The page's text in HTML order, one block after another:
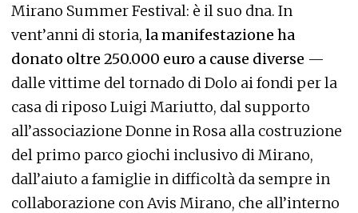
Mirano Summer Festival: è il suo dna. In
vent’anni di storia, la manifestazione ha
donato oltre 250.000 euro a cause diverse —
dalle vittime del tornado di Dolo ai fondi per la
casa di riposo Luigi Mariutto, dal supporto
all’associazione Donne in Rosa alla costruzione
del primo parco giochi inclusivo di Mirano,
dall’aiuto a famiglie in difficoltà da sempre in
collaborazione con Avis Mirano, che all’interno